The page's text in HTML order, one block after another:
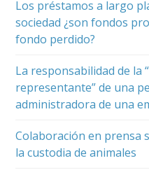
Los préstamos a largo
sociedad ¿son fondos
fondo perdido?
La responsabilidad de la
representante” de una
administradora de una
Colaboración en prensa
la custodia de animales